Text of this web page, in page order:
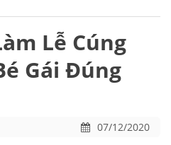
Lễ Cúng
Gái Đúng
07/12/2020